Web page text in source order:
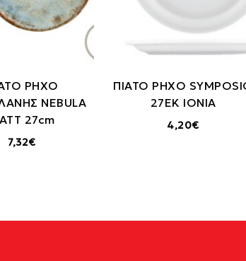
ΡΗΧΟ
NEBULA
27cm
7,32€
ΠΙΑΤΟ ΡΗΧΟ
27ΕΚ IONIA
4,20€